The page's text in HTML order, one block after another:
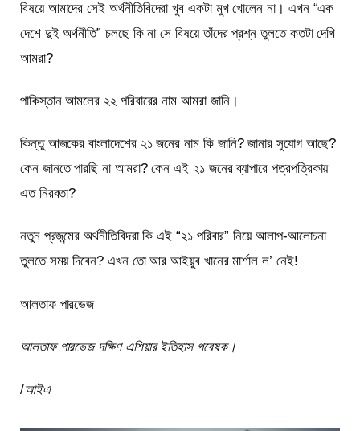
বিষয়ে আমাদের সেই অর্থনীতিবিদেরা খুব একটা মুখ খোলেন না। এখন “এক
দেশে দুই অর্থনীতি” চলছে কি না সে বিষয়ে তাঁদের প্রশ্ন তুলতে কতটা দেখি
আমরা?
পাকিস্তান আমলের ২২ পরিবারের নাম আমরা জানি।
কিন্তু আজকের বাংলাদেশের ২১ জনের নাম কি জানি? জানার সুযোগ আছে?
কেন জানতে পারছি না আমরা? কেন এই ২১ জনের ব্যাপারে পত্রপত্রিকায়
এত নিরবতা?
নতুন প্রজন্মের অর্থনীতিবিদরা কি এই “২১ পরিবার” নিয়ে আলাপ-আলোচনা
তুলতে সময় দিবেন? এখন তো আর আইয়ুব খানের মার্শাল ল’ নেই!
আলতাফ পারভেজ
আলতাফ পারভেজ দক্ষিণ এশিয়ার ইতিহাস গবেষক।
/আইএ